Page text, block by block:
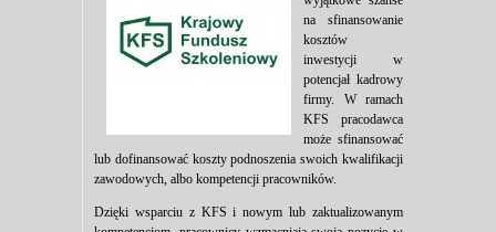
na sfinansowanie
kosztów
inwestycji w
potencjał kadrowy
firmy. W ramach
KFS pracodawca
może sfinansować
lub dofinansować koszty podnoszenia swoich kwalifikacji
zawodowych, albo kompetencji pracowników.
Dzięki wsparciu z KFS i nowym lub zaktualizowanym